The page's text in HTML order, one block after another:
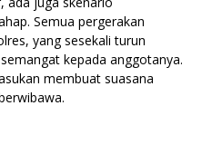
Semua pergerakan
yang sesekali turun
kepada anggotanya.
membuat suasana